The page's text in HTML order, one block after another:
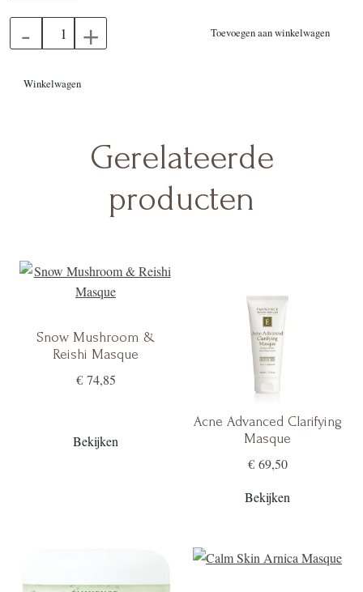
- + Toevoegen aan winkelwagen
Winkelwagen
Gerelateerde
producten
Snow Mushroom &
Reishi Masque
€ 74,85
Bekijken
Acne Advanced Clarifying
Masque
€ 69,50
Bekijken